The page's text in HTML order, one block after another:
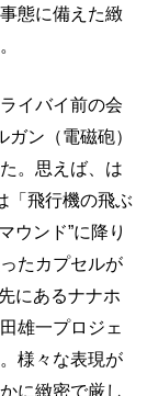
態に備えた緻
イバイ前の会
ン（電磁砲）
。思えば、は
「飛行機の飛ぶ
ウンド”に降り
たカプセルが
にあるナナホ
雄一プロジェ
様々な表現が
に緻密で厳し